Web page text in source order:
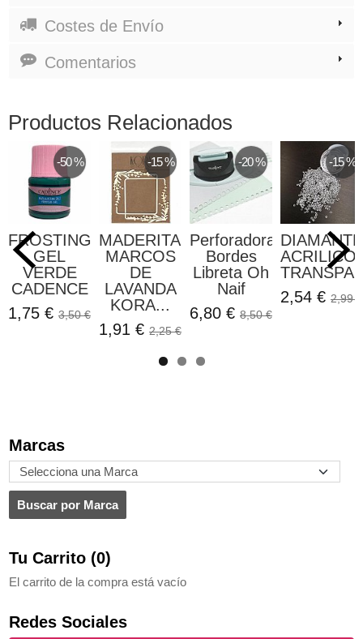
Marcas
Tu Carrito (0)
El carrito de la compra está vacío
Redes Sociales
Costes de Envío
Comentarios
Productos Relacionados
-50 %
FROSTING
GEL
VERDE
CADENCE
1,75 € 3,50 €
-15 %
MADERITAS
MARCOS
DE
LAVANDA
KORA...
1,91 € 2,25 €
-20 %
Perforadora
Bordes
Libreta Oh
Naif
6,80 € 8,50 €
-15 %
2,54 € 2,99 €